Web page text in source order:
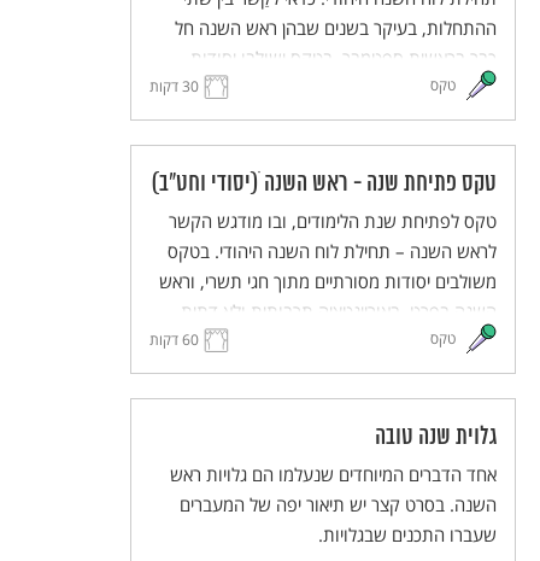
ההתחלות, בעיקר בשנים שבהן ראש השנה חל
כבר בראשית ספטמבר. בטקס ישולבו יסודות
מסורתיים מתוך חגי תשרי, ובעיקר מתוך ראש
השנה, באוריינטציה תרבותית ולא דתית. הטקס
יכיל מוטיבים כגון מבט לעבר ולעתיד, פתיחה
ונעילה של שערים, מעבר מקיץ לסתיו, זיכרון ותיקון
עולם. הטקס מותאם ללמידה היברידית ולמידה
מרחוק.
טקס 30 דקות
טקס פתיחת שנה - ראש השנה ׁ(יסודי וחט"ב)
טקס לפתיחת שנת הלימודים, ובו מודגש הקשר
לראש השנה – תחילת לוח השנה היהודי. בטקס
משולבים יסודות מסורתיים מתוך חגי תשרי, וראש
השנה בפרט, באוריינטציה תרבותית ולא דתית.
טקס 60 דקות
גלוית שנה טובה
אחד הדברים המיוחדים שנעלמו הם גלויות ראש
השנה. בסרט קצר יש תיאור יפה של המעברים
שעברו התכנים שבגלויות.